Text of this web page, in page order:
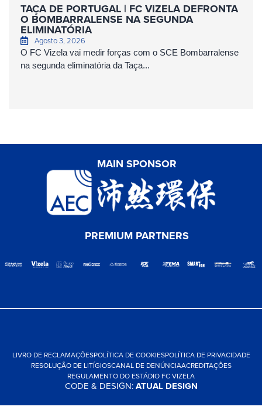
TAÇA DE PORTUGAL | FC VIZELA DEFRONTA
O BOMBARRALENSE NA SEGUNDA
ELIMINATÓRIA
Agosto 3, 2026
O FC Vizela vai medir forças com o SCE Bombarralense
na segunda eliminatória da Taça...
MAIN SPONSOR
PREMIUM PARTNERS
LIVRO DE RECLAMAÇÕESPOLÍTICA DE COOKIESPOLÍTICA DE PRIVACIDADE
RESOLUÇÃO DE LITÍGIOSCANAL DE DENÚNCIAACREDITAÇÕES
REGULAMENTO DO ESTÁDIO FC VIZELA
CODE & DESIGN:ATUAL DESIGN